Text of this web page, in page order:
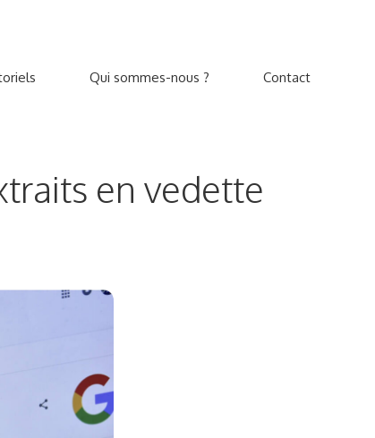
Qui sommes-nous ? Contact
en vedette